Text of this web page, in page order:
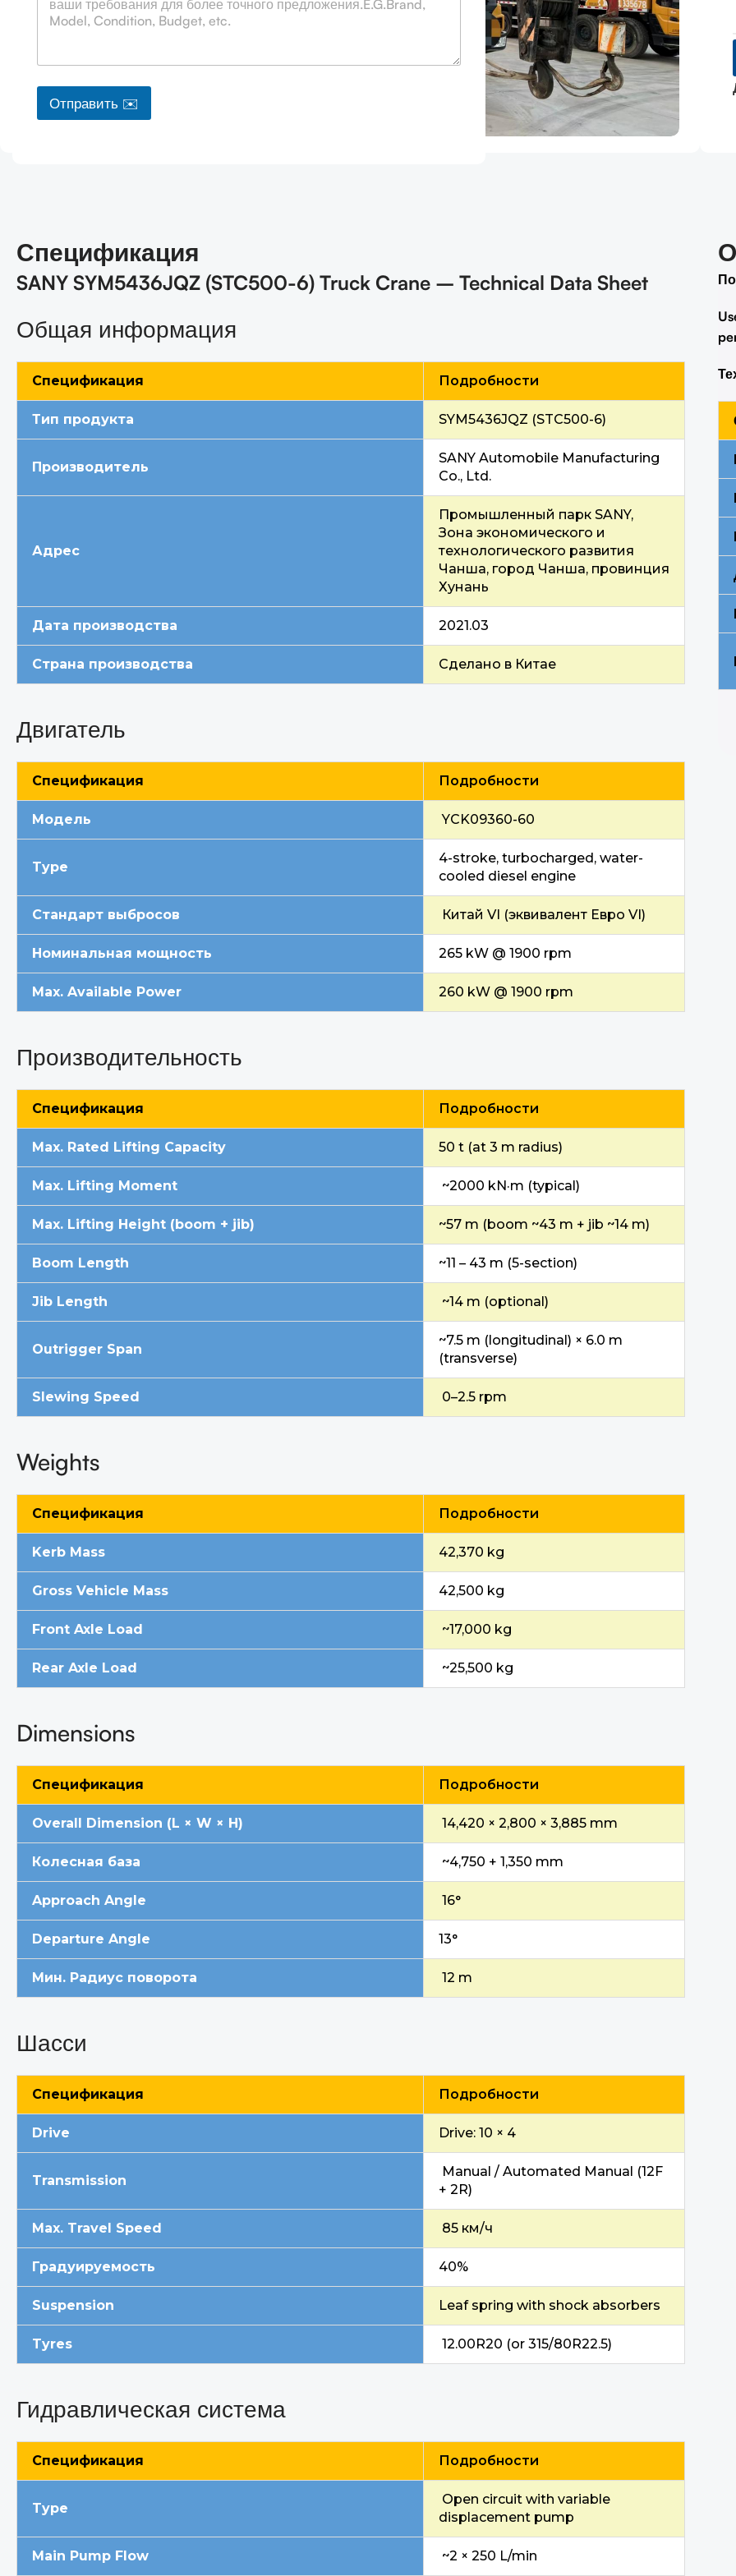
м
а
Отправить ✉️
Спецификация
SANY SYM5436JQZ (STC500-6) Truck Crane – Technical Data Sheet
Общая информация
Спецификация Подробности
Тип продукта SYM5436JQZ (STC500-6)
Производитель
SANY Automobile Manufacturing
Co., Ltd.
Адрес
Промышленный парк SANY,
Зона экономического и
технологического развития
Чанша, город Чанша, провинция
Хунань
Дата производства 2021.03
Страна производства Сделано в Китае
Двигатель
Спецификация Подробности
Модель YCK09360-60
Type
4-stroke, turbocharged, water-
cooled diesel engine
Стандарт выбросов Китай VI (эквивалент Евро VI)
Номинальная мощность 265 kW @ 1900 rpm
Max. Available Power 260 kW @ 1900 rpm
Производительность
Спецификация Подробности
Max. Rated Lifting Capacity 50 t (at 3 m radius)
Max. Lifting Moment ~2000 kN·m (typical)
Max. Lifting Height (boom + jib) ~57 m (boom ~43 m + jib ~14 m)
Boom Length ~11 – 43 m (5-section)
Jib Length ~14 m (optional)
Outrigger Span
~7.5 m (longitudinal) × 6.0 m
(transverse)
Slewing Speed 0–2.5 rpm
Weights
Спецификация Подробности
Kerb Mass 42,370 kg
Gross Vehicle Mass 42,500 kg
Front Axle Load ~17,000 kg
Rear Axle Load ~25,500 kg
Dimensions
Спецификация Подробности
Overall Dimension (L × W × H) 14,420 × 2,800 × 3,885 mm
Колесная база ~4,750 + 1,350 mm
Approach Angle 16°
Departure Angle 13°
Мин. Радиус поворота 12 m
Шасси
Спецификация Подробности
Drive Drive: 10 × 4
Transmission
Manual / Automated Manual (12F
+ 2R)
Max. Travel Speed 85 км/ч
Градуируемость 40%
Suspension Leaf spring with shock absorbers
Tyres 12.00R20 (or 315/80R22.5)
Гидравлическая система
Спецификация Подробности
Type
Open circuit with variable
displacement pump
Main Pump Flow ~2 × 250 L/min